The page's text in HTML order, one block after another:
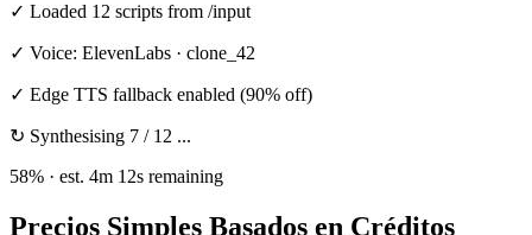
✓ Loaded 12 scripts from /input
✓ Voice: ElevenLabs · clone_42
✓ Edge TTS fallback enabled (90% off)
↻ Synthesising 7 / 12 ...
58% · est. 4m 12s remaining
Precios Simples Basados en Créditos